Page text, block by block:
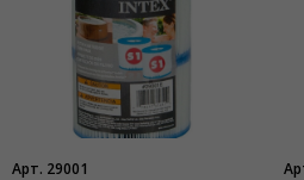
Арт. 29001